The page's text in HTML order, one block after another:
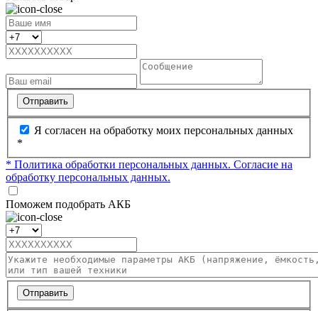
Отправить
Я согласен на обработку моих персональных данных
*
* Политика обработки персональных данных. Согласие на
обработку персональных данных.
Поможем подобрать АКБ
Отправить